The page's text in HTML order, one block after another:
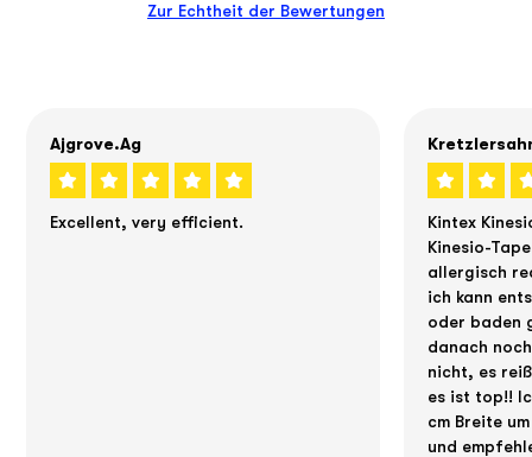
Zur Echtheit der Bewertungen
Ajgrove.ag
Excellent, very efficient.
Kintex
Kinesio-
allergisch
ich kann
oder baden
danach
nicht, es
es ist top!!
cm Breite
und